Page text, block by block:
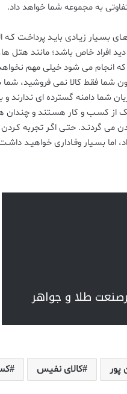
به مجموعه شما خواهد داد.
زیـادی بایـد پرداخـت کـه
افراد خاص باشد؛ مانند هتل ها،
انجام می شود خیلی مهم نخواهد
شما فقط کالا نمی فروشید،
شما دامنه گسترده ای ندارند و
از کسـب و کار هسـتند و
گردنـد. حتـی اگـر تجربه کـردن
بسـیار وفـاداری خواهیـد
طلا و جواهر
پور کالای نفیس